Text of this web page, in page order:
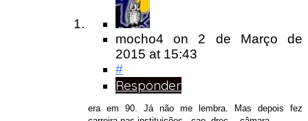
mocho4 on 2 de Março de
2015 at 15:43
#
Responder
era em 90. Já não me lembra. Mas depois fez